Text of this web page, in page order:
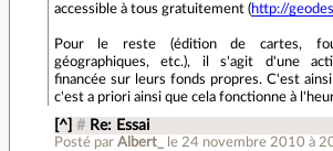
accessible à tous gratuitement (http://
Pour le reste (édition de cartes,
géographiques, etc.), il s'agit d'une
financée sur leurs fonds propres. C'est
c'est a priori ainsi que cela fonctionne à
[^] # Re: Essai
Posté par Albert_ le 24 novembre 2010 à